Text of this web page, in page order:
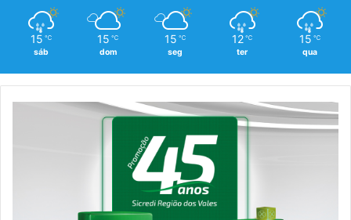
15 ℃
sáb
15 ℃
dom
15 ℃
seg
12 ℃
ter
15 ℃
qua